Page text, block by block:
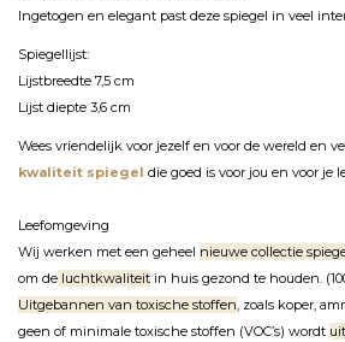
Ingetogen en elegant past deze spiegel in veel
Spiegellijst:
Lijstbreedte 7,5 cm
Lijst diepte 3,6 cm
Wees vriendelijk voor jezelf en voor de wereld en
kwaliteit spiegel die goed is voor jou en voor je
Leefomgeving
Wij werken met een geheel nieuwe collectie
om de luchtkwaliteit in huis gezond te houden.
Uitgebannen van toxische stoffen, zoals koper,
geen of minimale toxische stoffen (VOC’s) wordt